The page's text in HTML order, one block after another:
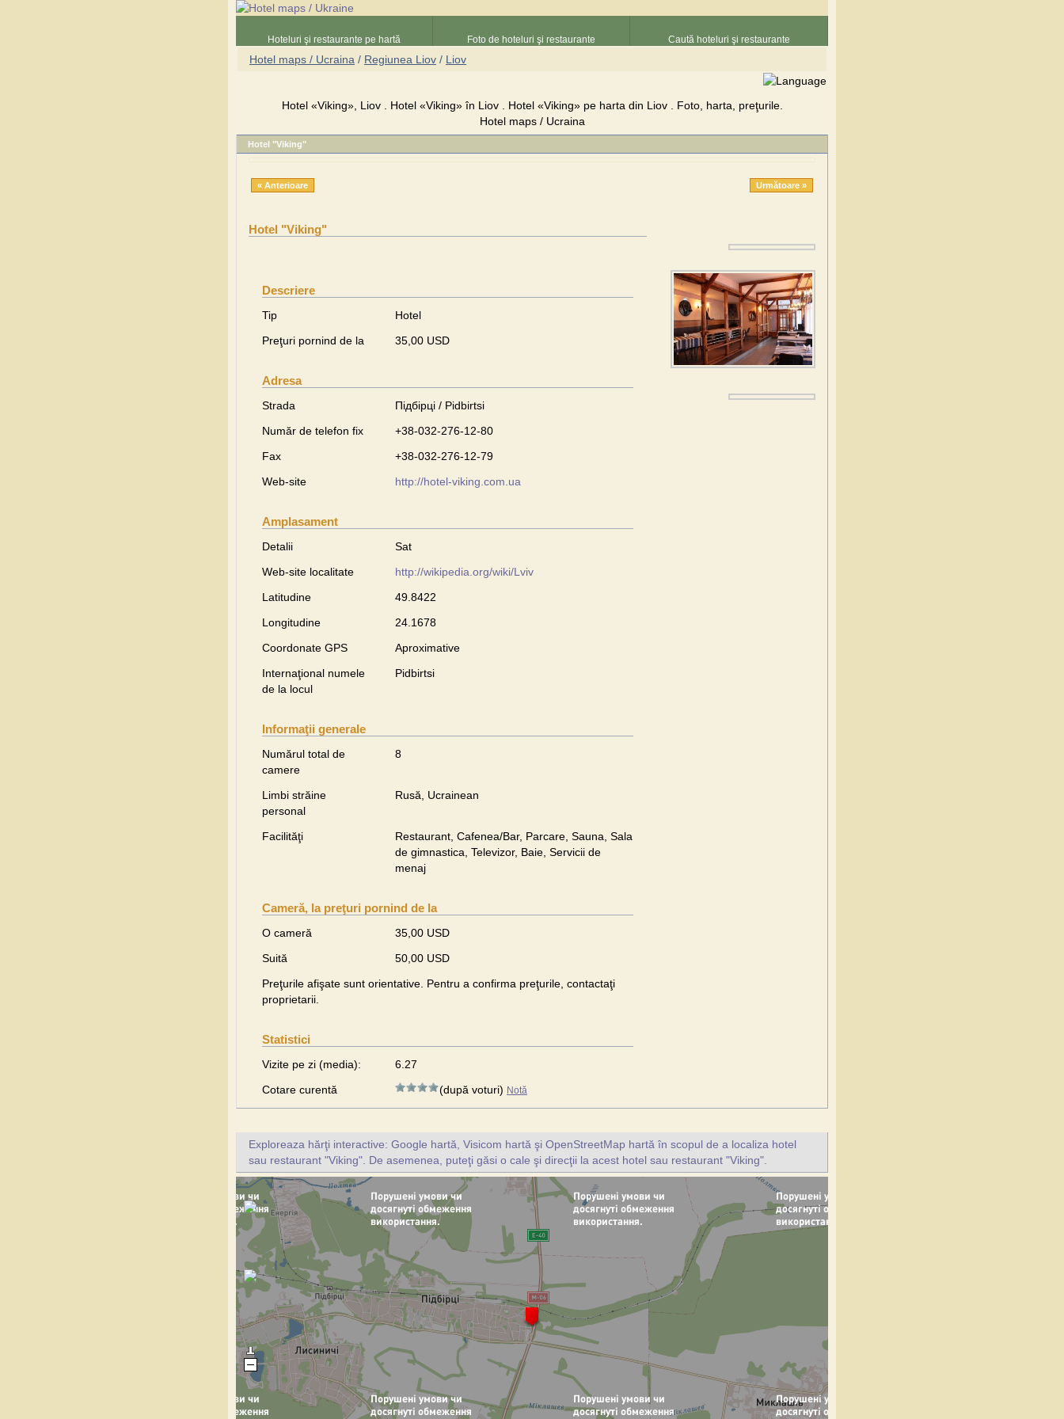
Hoteluri şi restaurante pe hartă Foto de hoteluri şi restaurante Caută hoteluri şi restaurante
Hotel maps / Ucraina / Regiunea Liov / Liov
Hotel «Viking», Liov . Hotel «Viking» în Liov . Hotel «Viking» pe harta din Liov . Foto, harta, preţurile.
Hotel maps / Ucraina
Hotel "Viking"
« Anterioare Următoare »
Hotel "Viking"
Descriere
Tip
Hotel
Preţuri pornind de la
35,00 USD
Adresa
Strada
Підбірці / Pidbirtsi
Număr de telefon fix
+38-032-276-12-80
Fax
+38-032-276-12-79
Web-site
http://hotel-viking.com.ua
Amplasament
Detalii
Sat
Web-site localitate
http://wikipedia.org/wiki/Lviv
Latitudine
49.8422
Longitudine
24.1678
Coordonate GPS
Aproximative
Internaţional numele
de la locul
Pidbirtsi
Informaţii generale
Numărul total de
camere
8
Limbi străine
personal
Rusă, Ucrainean
Facilităţi
Restaurant, Cafenea/Bar, Parcare, Sauna, Sala
de gimnastica, Televizor, Baie, Servicii de
menaj
Cameră, la preţuri pornind de la
O cameră
35,00 USD
Suită
50,00 USD
Preţurile afişate sunt orientative. Pentru a confirma preţurile, contactaţi
proprietarii.
Statistici
Vizite pe zi (media):
6.27
Cotare curentă
(după voturi) Notă
Exploreaza hărţi interactive: Google hartă, Visicom hartă şi OpenStreetMap hartă în scopul de a localiza hotel
sau restaurant "Viking". De asemenea, puteţi găsi o cale şi direcţii la acest hotel sau restaurant "Viking".